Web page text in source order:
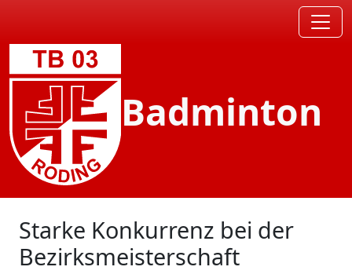
Badminton
Starke Konkurrenz bei der
Bezirksmeisterschaft